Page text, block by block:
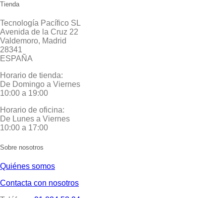
Tienda
Tecnología Pacífico SL
Avenida de la Cruz 22
Valdemoro, Madrid
28341
ESPAÑA
Horario de tienda:
De Domingo a Viernes
10:00 a 19:00
Horario de oficina:
De Lunes a Viernes
10:00 a 17:00
Sobre nosotros
Quiénes somos
Contacta con nosotros